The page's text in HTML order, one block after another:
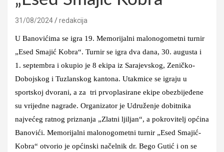
31/08/2024 redakcija
U Banovićima se igra 19. Memorijalni malonogometni turnir
„Esed Smajić Kobra“. Turnir se igra dva dana, 30. augusta i
1. septembra i okupio je 8 ekipa iz Sarajevskog, Zeničko-
Dobojskog i Tuzlanskog kantona. Utakmice se igraju u
sportskoj dvorani, a za tri prvoplasirane ekipe obezbijeđene
su vrijedne nagrade. Organizator je Udruženje dobitnika
najvećeg ratnog priznanja „Zlatni ljiljan“, a pokrovitelj općina
Banovići. Memorijalni malonogometni turnir „Esed Smajić-
Kobra“ otvorio je općinski načelnik dr. Bego Gutić i on se